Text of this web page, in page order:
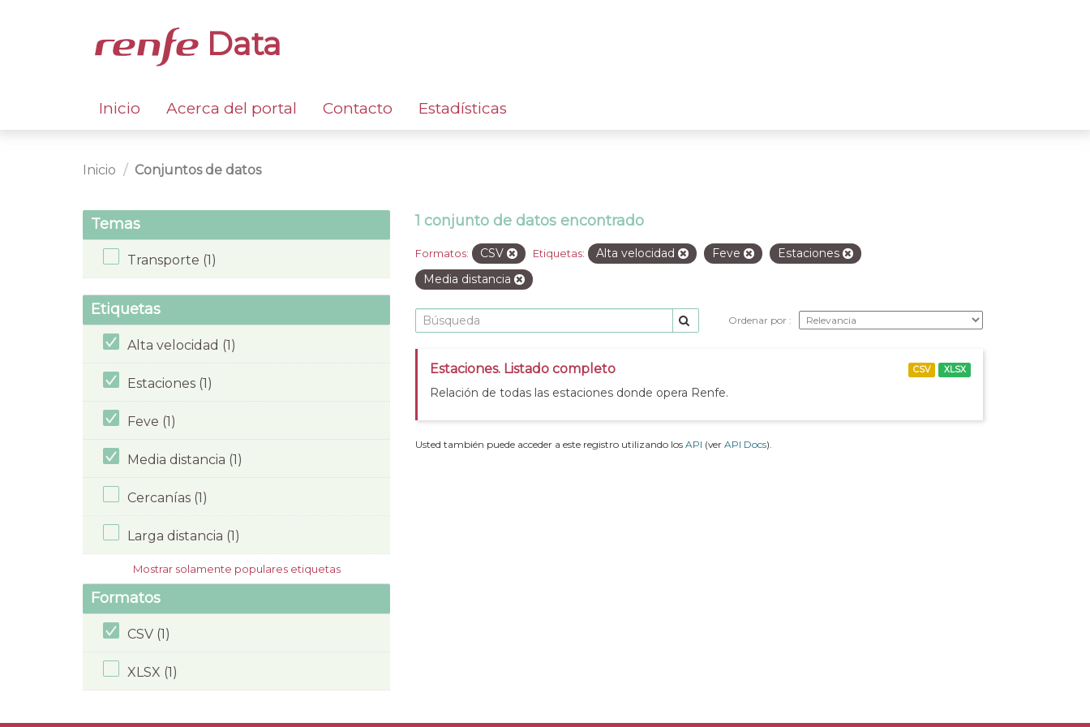
Data
Inicio Acerca del portal Contacto Estadísticas
Inicio Conjuntos de datos
Temas
Transporte (1)
Etiquetas
Alta velocidad (1)
Estaciones (1)
Feve (1)
Media distancia (1)
Cercanías (1)
Larga distancia (1)
Mostrar solamente populares etiquetas
Formatos
CSV (1)
XLSX (1)
1 conjunto de datos encontrado
Formatos: CSV Etiquetas: Alta velocidad Feve
Estaciones
Media distancia
Ordenar por
Estaciones. Listado completo
Relación de todas las estaciones donde opera Renfe.
CSV XLSX
Usted también puede acceder a este registro utilizando los API (ver API Docs).